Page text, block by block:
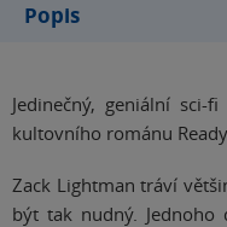
Popis
Jedinečný, geniální
kultovního románu
Zack Lightman tráví
být tak nudný.